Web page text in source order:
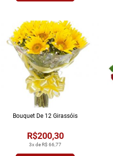
3x de R$ 66,77
R$200,30
Bouquet De 12 Girassóis